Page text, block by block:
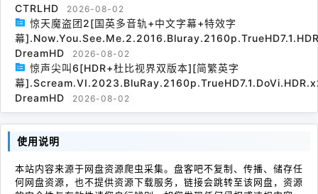
CTRLHD
2026-08-02
惊天魔盗团2[国英多音轨+中文字幕+特效字
幕
DreamHD
2026-08-02
惊声尖叫6[HDR+杜比视界双版本][简繁英字
幕
DreamHD
2026-08-02
使用说明
本站内容来源于网盘资源爬虫采集。盘客吧不复制、传播、储存任
何网盘资源，也不提供资源下载服务，链接会跳转至该网盘，资源